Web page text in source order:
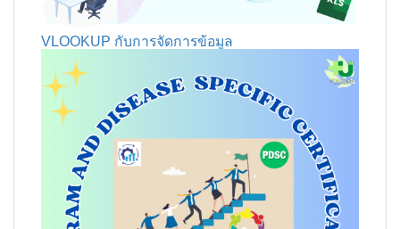
VLOOKUP กับการจัดการข้อมูล